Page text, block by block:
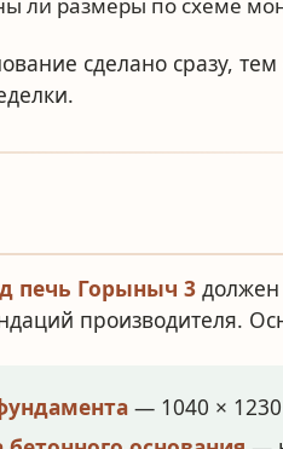
ли размеры по схеме
сделано сразу,
печь Горыныч 3
производителя.
— 1040 ×